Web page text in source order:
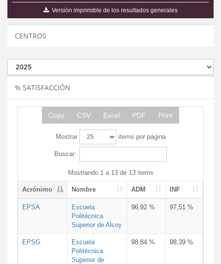
Versión imprimible de los resultados generales
CENTROS
% SATISFACCIÓN
Copy CSV Excel PDF Print
Mostrar items por página
Buscar:
Mostrando 1 a 13 de 13 items
Acrónimo Nombre ADM INF
EPSA
Escuela
Politécnica
Superior de Alcoy
96,92 % 97,51 %
EPSG
Escuela
Politécnica
Superior de
98,84 % 98,39 %